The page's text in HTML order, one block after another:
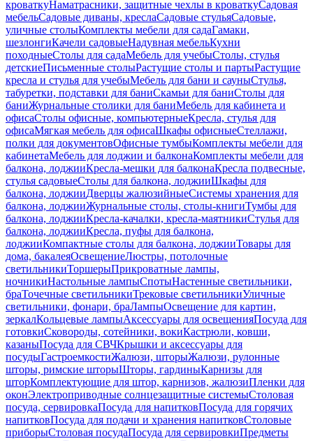
кроваткуНаматрасники, защитные чехлы в кроваткуСадовая
мебельСадовые диваны, креслаСадовые стульяСадовые,
уличные столыКомплекты мебели для садаГамаки,
шезлонгиКачели садовыеНадувная мебельКухни
походныеСтолы для садаМебель для учебыСтолы, стулья
детскиеПисьменные столыРастущие столы и партыРастущие
кресла и стулья для учебыМебель для бани и сауныСтулья,
табуретки, подставки для баниСкамьи для баниСтолы для
баниЖурнальные столики для баниМебель для кабинета и
офисаСтолы офисные, компьютерныеКресла, стулья для
офисаМягкая мебель для офисаШкафы офисныеСтеллажи,
полки для документовОфисные тумбыКомплекты мебели для
кабинетаМебель для лоджии и балконаКомплекты мебели для
балкона, лоджииКресла-мешки для балконаКресла подвесные,
стулья садовыеСтолы для балкона, лоджииШкафы для
балкона, лоджииДверцы жалюзийныеСистемы хранения для
балкона, лоджииЖурнальные столы, столы-книгиТумбы для
балкона, лоджииКресла-качалки, кресла-маятникиСтулья для
балкона, лоджииКресла, пуфы для балкона,
лоджииКомпактные столы для балкона, лоджииТовары для
дома, бакалеяОсвещениеЛюстры, потолочные
светильникиТоршерыПрикроватные лампы,
ночникиНастольные лампыСпотыНастенные светильники,
браТочечные светильникиТрековые светильникиУличные
светильники, фонари, браЛампыОсвещение для картин,
зеркалКольцевые лампыАксессуары для освещенияПосуда для
готовкиСковороды, сотейники, вокиКастрюли, ковши,
казаныПосуда для СВЧКрышки и аксессуары для
посудыГастроемкостиЖалюзи, шторыЖалюзи, рулонные
шторы, римские шторыШторы, гардиныКарнизы для
шторКомплектующие для штор, карнизов, жалюзиПленки для
оконЭлектроприводные солнцезащитные системыСтоловая
посуда, сервировкаПосуда для напитковПосуда для горячих
напитковПосуда для подачи и хранения напитковСтоловые
приборыСтоловая посудаПосуда для сервировкиПредметы